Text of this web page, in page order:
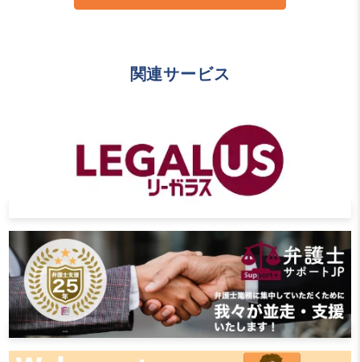
関連サービス